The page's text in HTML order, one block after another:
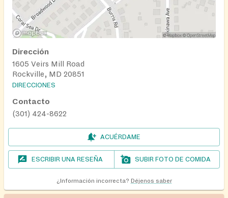
Dirección
1605 Veirs Mill Road
Rockville, MD 20851
DIRECCIONES
Contacto
(301) 424-8622
ACUÉRDAME
ESCRIBIR UNA RESEÑA SUBIR FOTO DE COMIDA
¿Información incorrecta? Déjenos saber